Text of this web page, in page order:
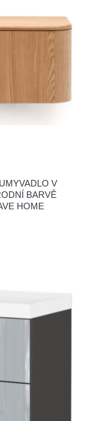
V
BARVĚ
HOME